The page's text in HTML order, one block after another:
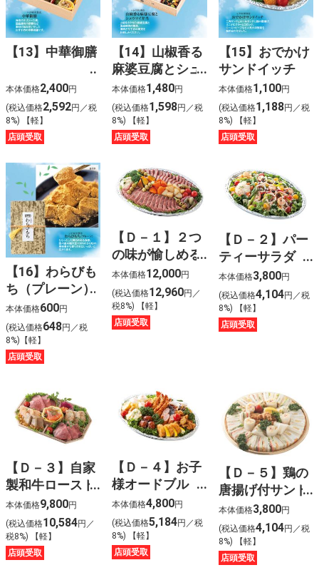
【13】中華御膳
本体価格2,400円
(税込価格2,592円／税
8%) 【軽】
店頭受取
【14】山椒香る
麻婆豆腐とシュ
ウマイ弁当
本体価格1,480円
(税込価格1,598円／税
8%) 【軽】
店頭受取
【15】おでかけ
サンドイッチ
本体価格1,100円
(税込価格1,188円／税
8%) 【軽】
店頭受取
【16】わらびも
ち（プレーン）
本体価格600円
(税込価格648円／税
8%)【軽】
店頭受取
【Ｄ－１】２つ
の味が愉しめる
ローストビーフ
盛合せ〈５人
前〉
本体価格12,000円
(税込価格12,960円／
税8%) 【軽】
店頭受取
【Ｄ－２】パー
ティーサラダ
（フレンチドレ
ッシング付）
〈５人前〉
本体価格3,800円
(税込価格4,104円／税
8%) 【軽】
店頭受取
【Ｄ－３】自家
製和牛ロースト
ビーフと３種の
テリーヌオード
ブル〈３人前〉
本体価格9,800円
(税込価格10,584円／
税8%) 【軽】
店頭受取
【Ｄ－４】お子
様オードブル
〈３人前〉
本体価格4,800円
(税込価格5,184円／税
8%) 【軽】
店頭受取
【Ｄ－５】鶏の
唐揚げ付サンド
イッチ盛合せ
〈５人前〉
本体価格3,800円
(税込価格4,104円／税
8%) 【軽】
店頭受取